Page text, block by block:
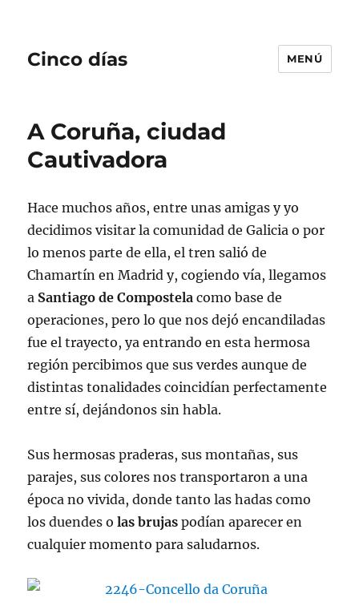
Cinco días MENÚ
A Coruña, ciudad
Cautivadora
Hace muchos años, entre unas amigas y yo
decidimos visitar la comunidad de Galicia o por
lo menos parte de ella, el tren salió de
Chamartín en Madrid y, cogiendo vía, llegamos
a Santiago de Compostela como base de
operaciones, pero lo que nos dejó encandiladas
fue el trayecto, ya entrando en esta hermosa
región percibimos que sus verdes aunque de
distintas tonalidades coincidían perfectamente
entre sí, dejándonos sin habla.
Sus hermosas praderas, sus montañas, sus
parajes, sus colores nos transportaron a una
época no vivida, donde tanto las hadas como
los duendes o las brujas podían aparecer en
cualquier momento para saludarnos.